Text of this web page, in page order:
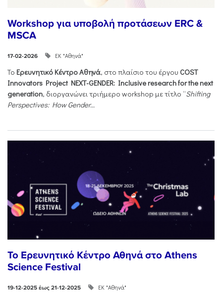
Workshop για υποβολή προτάσεων ERC &
MSCA
17-02-2026 ΕΚ "Αθηνά"
Το Ερευνητικό Κέντρο Αθηνά, στο πλαίσιο του έργου COST
Innovators Project NEXT-GENDER: Inclusive research for the next
generation, διοργανώνει τριήμερο workshop με τίτλο “Shifting
Perspectives: How Gender...
Το Ερευνητικό Κέντρο Αθηνά στο Athens
Science Festival
19-12-2025 έως 21-12-2025 ΕΚ "Αθηνά"